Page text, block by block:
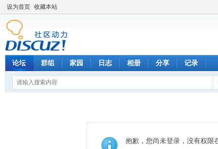
设为首页 收藏本站
论坛 群组 家园 日志 相册 分享 记录
抱歉，您尚未登录，没有权限